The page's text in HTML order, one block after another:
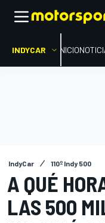
INDYCAR INICIO
IndyCar 110º Indy 500
A QUÉ
LAS 500